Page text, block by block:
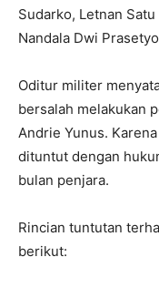
Sudarko, Letnan
Nandala Dwi
Oditur militer
bersalah melakukan
Andrie Yunus.
dituntut dengan
bulan penjara.
Rincian tuntutan
berikut: